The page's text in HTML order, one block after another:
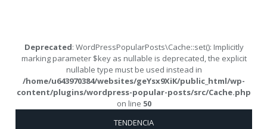
Deprecated: WordPressPopularPosts\Cache::set(): Implicitly
marking parameter $key as nullable is deprecated, the explicit
nullable type must be used instead in
/home/u643970384/websites/geYsx9XiK/public_html/wp-
content/plugins/wordpress-popular-posts/src/Cache.php
on line 50
TENDENCIA